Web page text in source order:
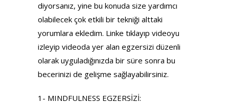
diyorsanız, yine bu konuda size yardımcı
olabilecek çok etkili bir tekniği alttaki
yorumlara ekledim. Linke tıklayıp videoyu
izleyip videoda yer alan egzersizi düzenli
olarak uyguladığınızda bir süre sonra bu
becerinizi de gelişme sağlayabilirsiniz.
1- MINDFULNESS EGZERSİZİ: